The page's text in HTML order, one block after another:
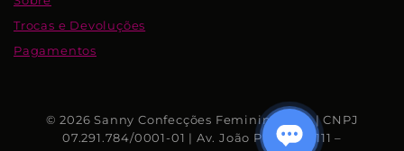
Trocas e Devoluções
Pagamentos
© 2026 Sanny Confecções Femininas S.A. | CNPJ
07.291.784/0001-01 | Av. João Pessoa, 7.111 –